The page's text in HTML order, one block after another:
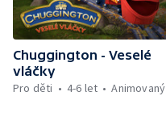
Chuggington - Veselé
vláčky
Pro děti
4-6 let Animovaný